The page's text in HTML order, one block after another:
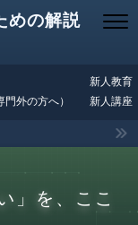
めの解説
外の方へ）
新人教育
新人講座
」を、ここ